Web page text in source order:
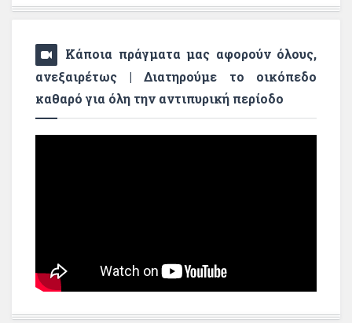
Κάποια πράγματα μας αφορούν όλους,
ανεξαιρέτως | Διατηρούμε το οικόπεδο
καθαρό για όλη την αντιπυρική περίοδο